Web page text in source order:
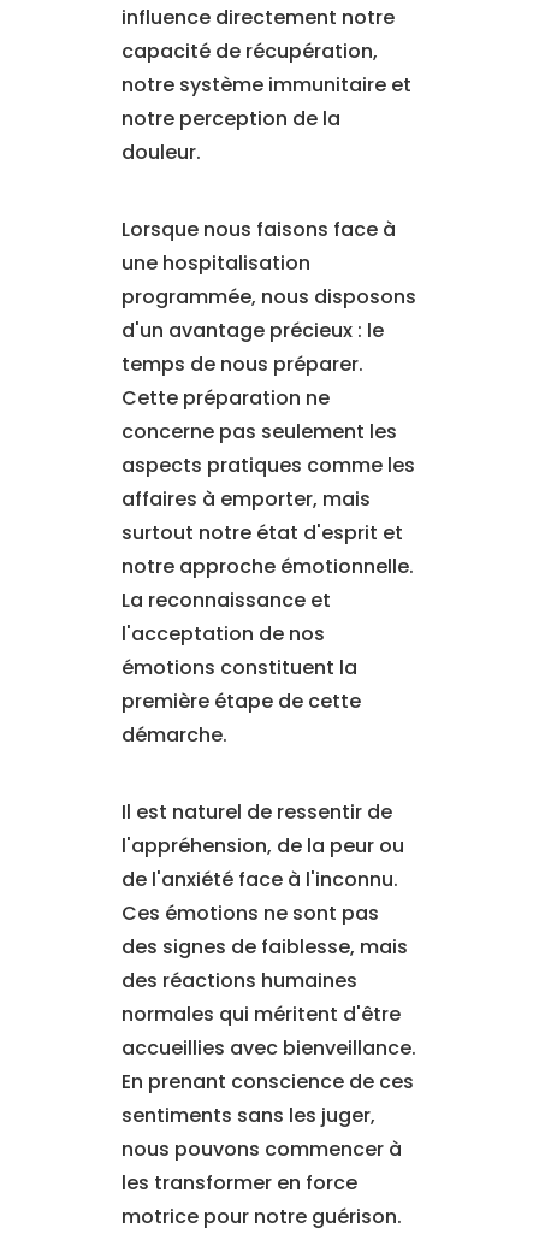
influence directement notre
capacité de récupération,
notre système immunitaire et
notre perception de la
douleur.
Lorsque nous faisons face à
une hospitalisation
programmée, nous disposons
d'un avantage précieux : le
temps de nous préparer.
Cette préparation ne
concerne pas seulement les
aspects pratiques comme les
affaires à emporter, mais
surtout notre état d'esprit et
notre approche émotionnelle.
La reconnaissance et
l'acceptation de nos
émotions constituent la
première étape de cette
démarche.
Il est naturel de ressentir de
l'appréhension, de la peur ou
de l'anxiété face à l'inconnu.
Ces émotions ne sont pas
des signes de faiblesse, mais
des réactions humaines
normales qui méritent d'être
accueillies avec bienveillance.
En prenant conscience de ces
sentiments sans les juger,
nous pouvons commencer à
les transformer en force
motrice pour notre guérison.